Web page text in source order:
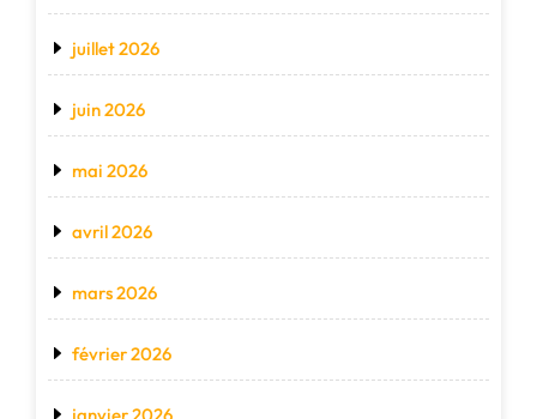
juillet 2026
juin 2026
mai 2026
avril 2026
mars 2026
février 2026